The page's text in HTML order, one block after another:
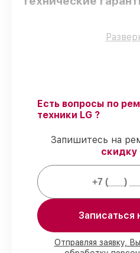
Использование
подтверждает их
Выполнение работ
микроволновой
согласованные с
Подтвержденная
предоставляем
гарантийное
починки.
Мы гарантируем:
Есть вопросы по
техники LG ?
Запишитесь на
скидку
Записаться
Отправляя заявку,